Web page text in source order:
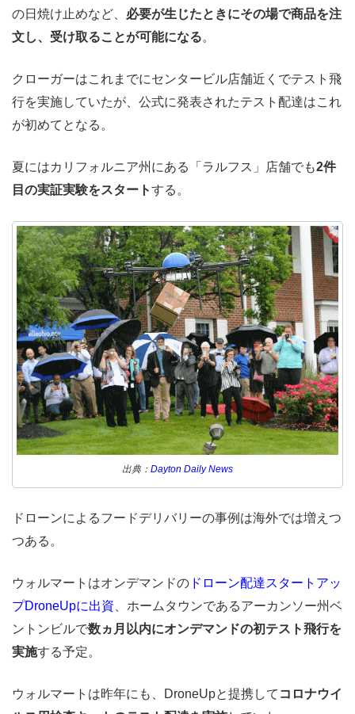
の日焼け止めなど、 必要が生じたときにその場で商品を注
文し、受け取ることが可能になる。
クローガーはこれまでにセンタービル店舗近くでテスト飛
行を実施していたが、公式に発表されたテスト配達はこれ
が初めてとなる。
夏にはカリフォルニア州にある「ラルフス」店舗でも2件
目の実証実験をスタートする。
出典： Dayton Daily News
ドローンによるフードデリバリーの事例は海外では増えつ
つある。
ウォルマートはオンデマンドの ドローン配達スタートアッ
プDroneUpに出資 、ホームタウンであるアーカンソー州ベ
ントンビルで数ヵ月以内にオンデマンドの初テスト飛行を
実施する予定。
ウォルマートは昨年にも、DroneUpと提携して コロナウイ